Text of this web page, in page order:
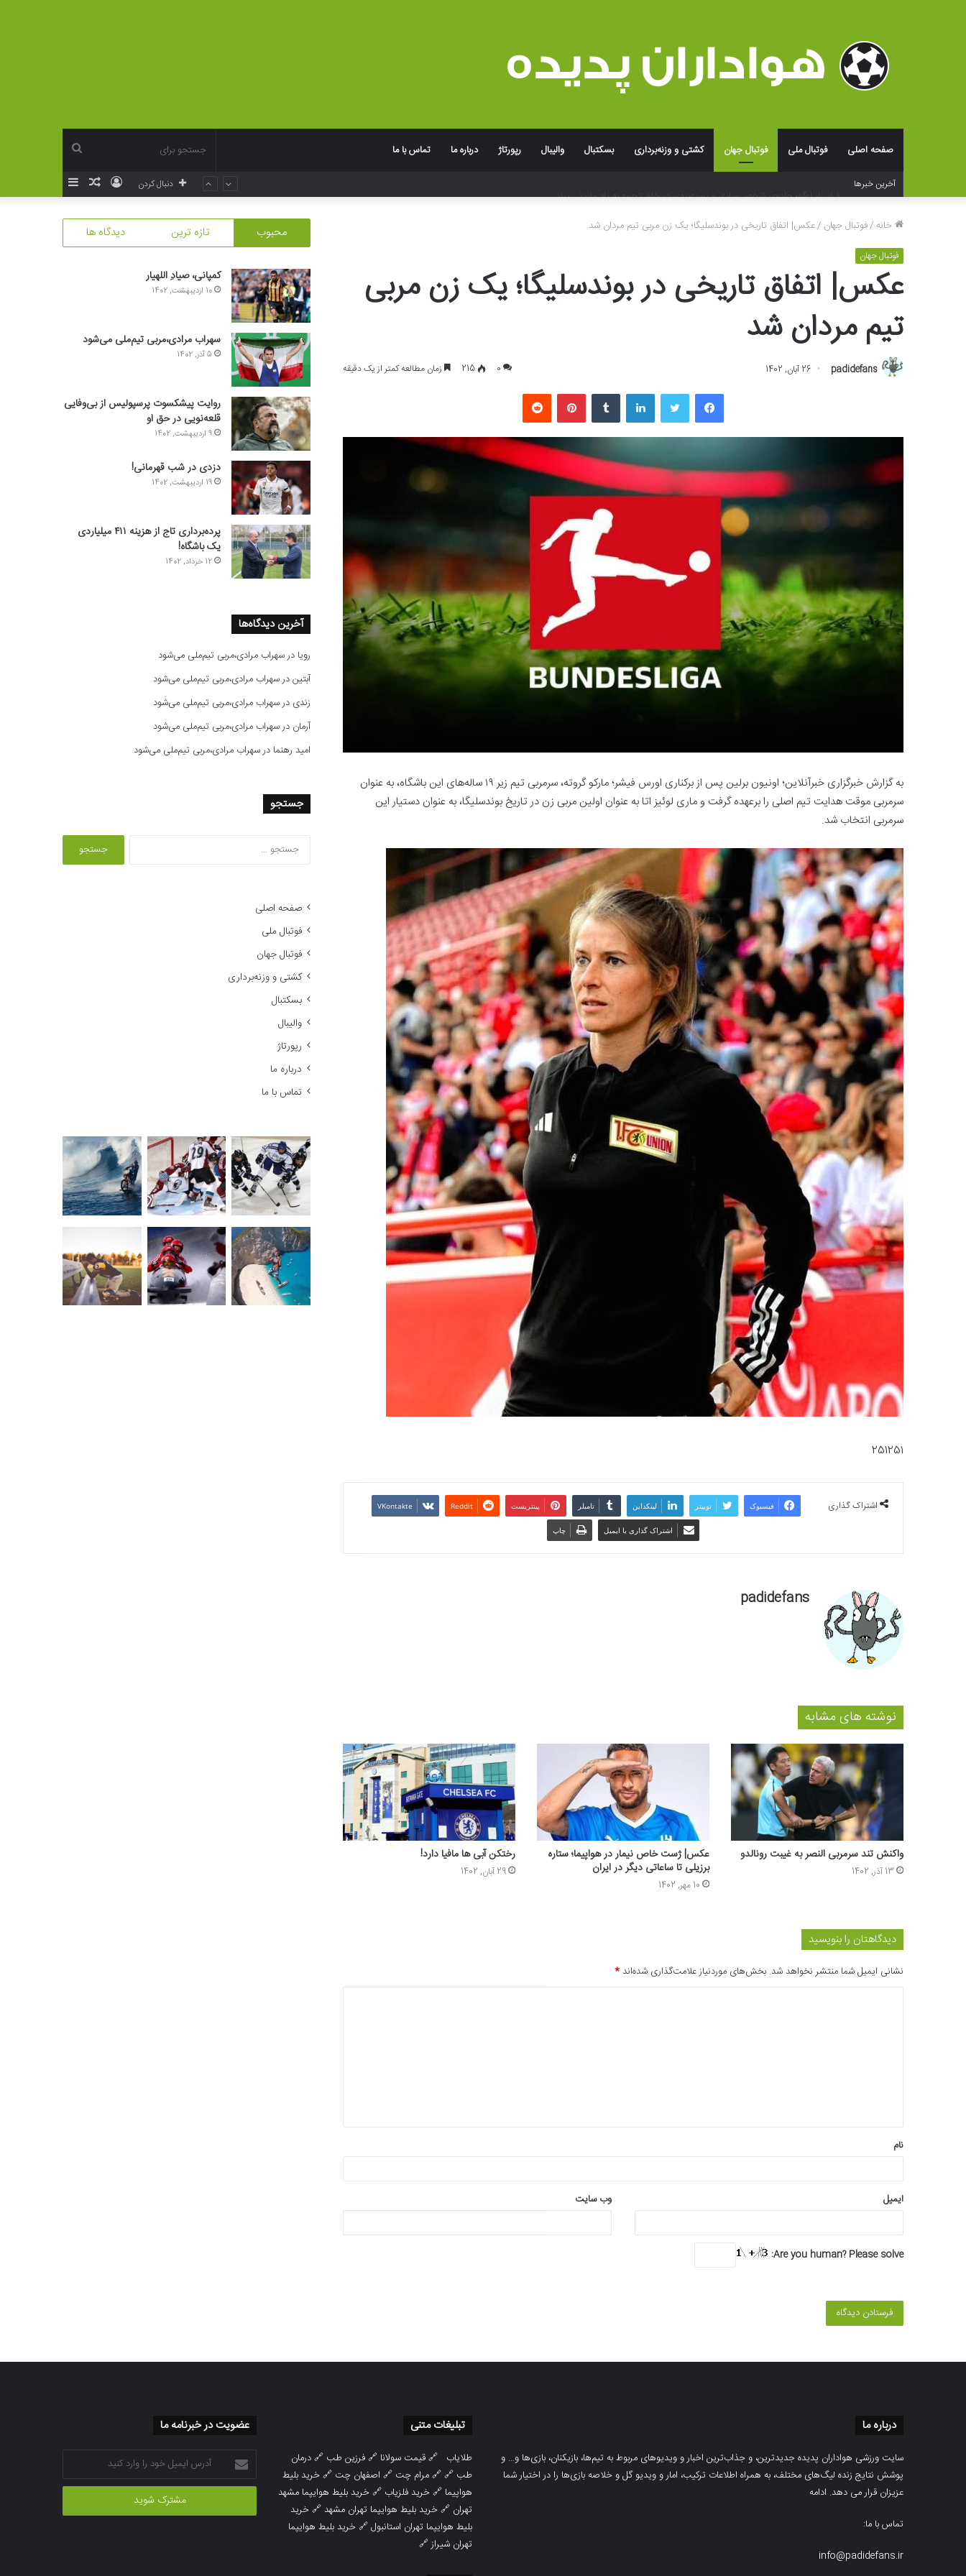
صفحه اصلی فوتبال ملی فوتبال جهان کشتی و وزنه‌برداری بسکتبال والیبال رپورتاژ درباره ما تماس با ما
برای آخرین خبرها
نوشته
ورود دنبال کردن
خانه /فوتبال جهان /عکس| اتفاق تاریخی در بوندسلیگا؛ یک زن مربی تیم مردان شد
فوتبال جهان
عکس| اتفاق تاریخی در بوندسلیگا؛ یک زن مربی
تیم مردان شد
padidefans 26 آبان, 1402 0
215 زمان مطالعه کمتر از یک دقیقه
فیسبوک لینکداین پینتریست
به گزارش خبرگزاری خبرآنلاین؛ اونیون برلین پس از برکناری اورس فیشر؛ مارکو گروته، سرمربی تیم زیر ۱۹ ساله‌های این باشگاه، به عنوان
سرمربی موقت هدایت تیم اصلی را برعهده گرفت و ماری لوئیز اتا به عنوان اولین مربی زن در تاریخ بوندسلیگا، به عنوان دستیار این
سرمربی انتخاب شد.
251251
اشتراک گذاری فیسبوک توییتر لینکداین تامبلر پینتریست Reddit
VKontakte
اشتراک گذاری با ایمیل چاپ
padidefans
نوشته های مشابه
واکنش تند سرمربی النصر به غیبت رونالدو
13 آذر, 1402
عکس‌| ژست خاص نیمار در هواپیما؛ ستاره
برزیلی تا ساعاتی دیگر در ایران
10 مهر, 1402
رختکن آبی ها مافیا دارد!
29 آبان, 1402
دیدگاهتان را بنویسید
نشانی ایمیل شما منتشر نخواهد شد. بخش‌های موردنیاز علامت‌گذاری شده‌اند*
*
نام
ایمیل وب‌ سایت
Are you human? Please solve:
محبوب تازه ترین دیدگاه ها
کمپانی، صیادِ اللهیار
10 اردیبهشت, 1402
سهراب مرادی،مربی تیم‌ملی می‌شود
5 آذر, 1402
روایت پیشکسوت پرسپولیس از بی‌وفایی
قلعه‌نویی در حق او
9 اردیبهشت, 1402
دزدی در شب قهرمانی!
19 اردیبهشت, 1402
پرده‌برداری تاج از هزینه ۴۱۱ میلیاردی
یک باشگاه!
12 خرداد, 1402
آخرین دیدگاه‌ها
رویا درسهراب مرادی،مربی تیم‌ملی می‌شود
آبتیندرسهراب مرادی،مربی تیم‌ملی می‌شود
زندی درسهراب مرادی،مربی تیم‌ملی می‌شود
آرمان درسهراب مرادی،مربی تیم‌ملی می‌شود
امید رهنما درسهراب مرادی،مربی تیم‌ملی می‌شود
جستجو
صفحه اصلی
فوتبال ملی
فوتبال جهان
کشتی و وزنه‌برداری
بسکتبال
والیبال
رپورتاژ
درباره ما
تماس با ما
درباره ما
سایت ورزشی هواداران پدیده جدیدترین، و جذاب‌ترین اخبار و ویدیوهای مربوط به تیم‌ها، بازیکنان، بازی‌ها و… و
پوشش نتایج زنده لیگ‌های مختلف، به همراه اطلاعات ترکیب، امار و ویدیو‌‌ گل‌ و خلاصه بازی‌ها را در اختیار شما
عزیزان قرار می دهد. ادامه
تماس با ما:
info@padidefans.ir
تبلیغات متنی
طلایاب 🔗قیمت سولانا 🔗فرزین طب 🔗درمان
طب 🔗 🔗مرام چت 🔗 اصفهان چت 🔗خرید بلیط
هواپیما 🔗خرید فلزیاب 🔗خرید بلیط هوایپما مشهد
تهران 🔗خرید بلیط هوایپما تهران مشهد🔗خرید
بلیط هوایپما تهران استانبول🔗خرید بلیط هوایپما
تهران شیراز🔗
عضویت در خبرنامه ما
آدرس
ایمیل
خود
وارد